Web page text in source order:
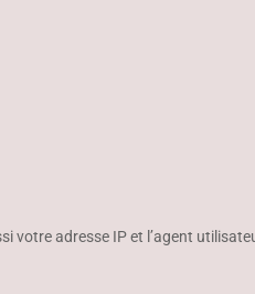
votre adresse IP et l’agent